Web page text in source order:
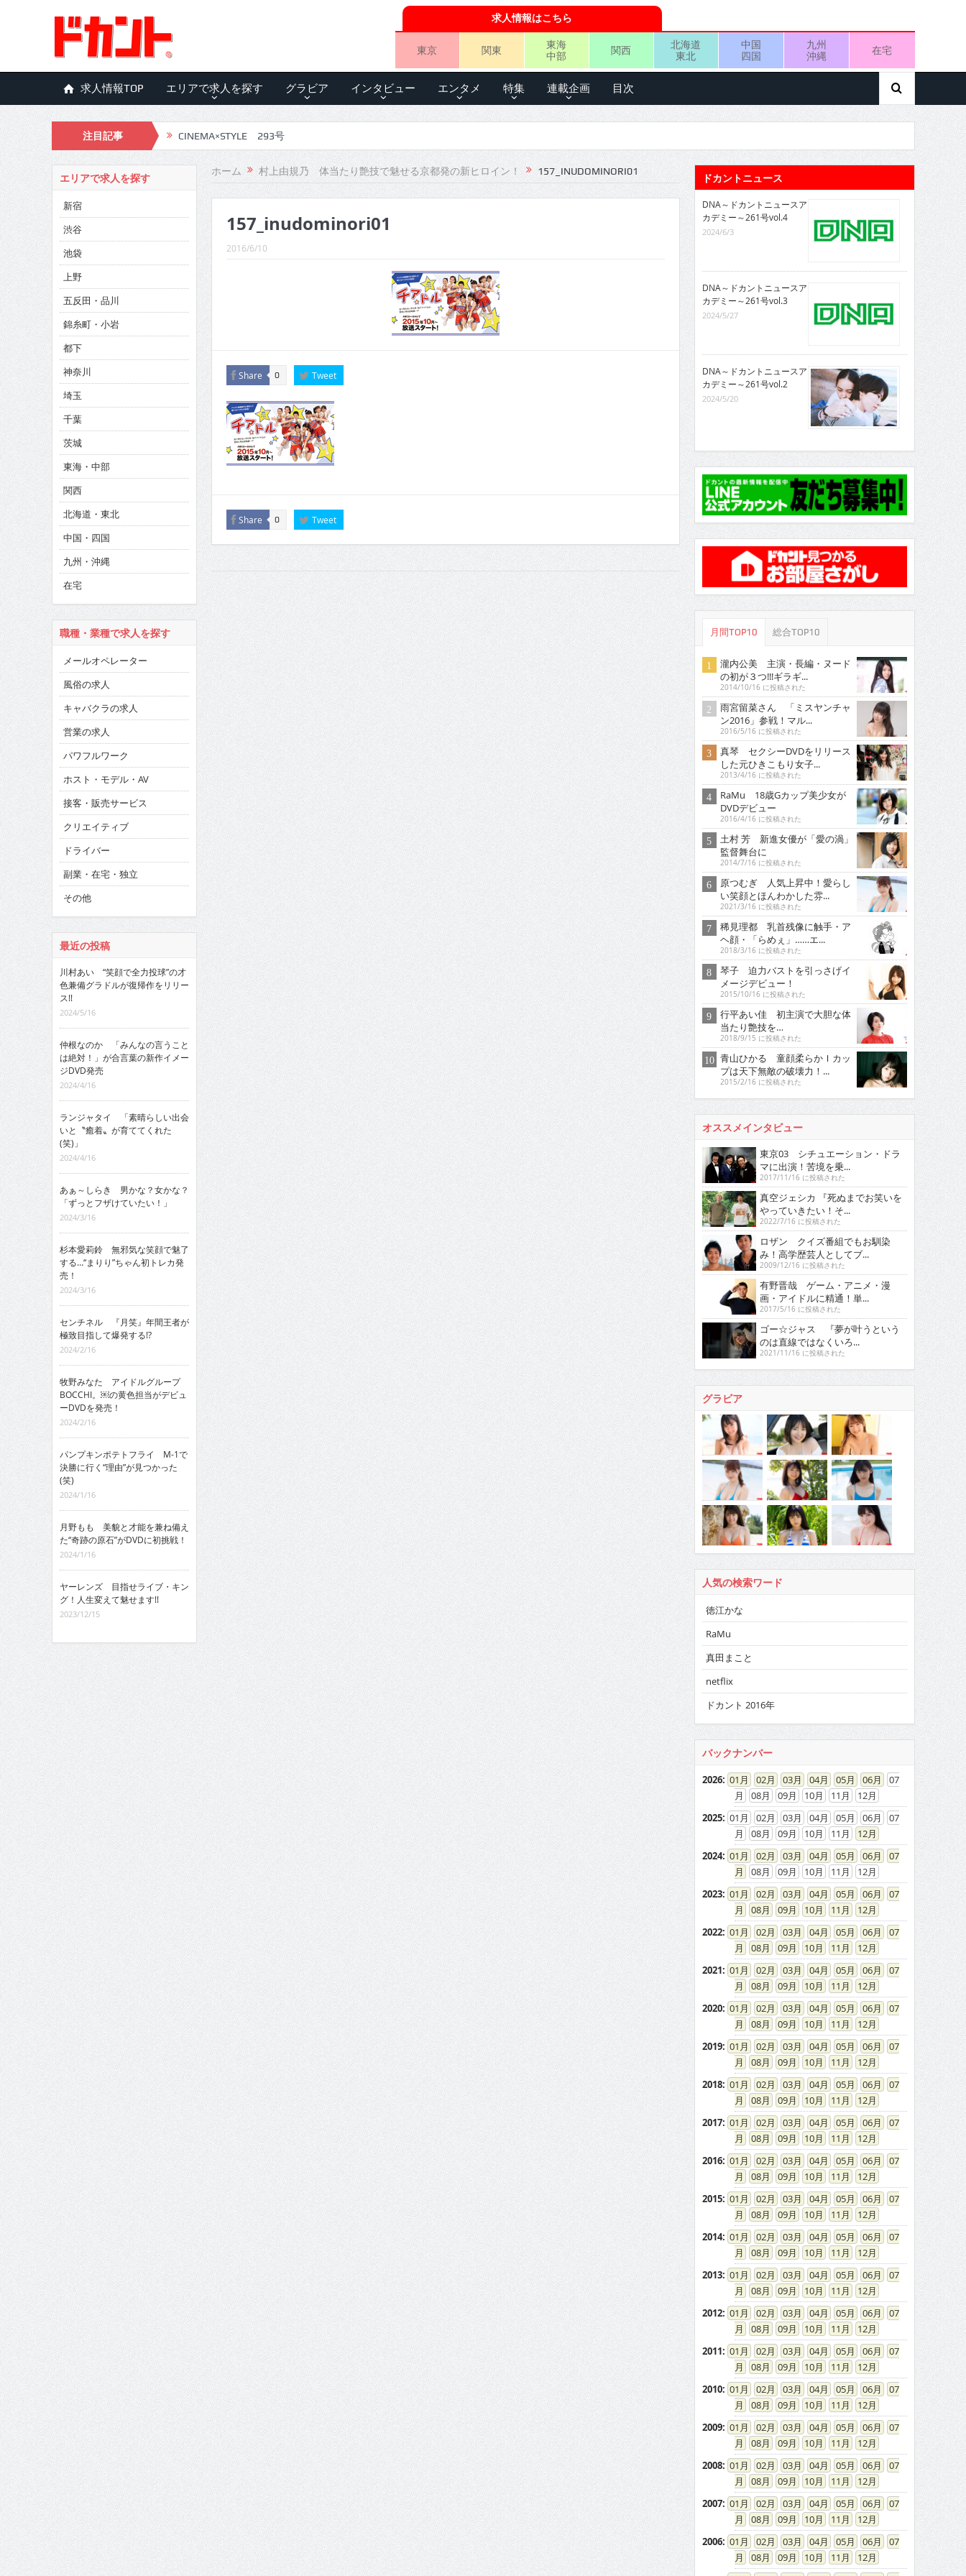
求人情報はこちら
東京 関東
東海
中部
関西
北海道
東北
中国
四国
九州
沖縄
在宅
求人情報TOP エリアで求人を探す グラビア インタビュー エンタメ 特集 連載企画 目次
注目記事 CINEMA×STYLE 293号
CINEMA×STYLE 292号
CINEMA×STYLE 291号
CINEMA×STYLE 290号
CINEMA×STYLE 289号
CINEMA×STYLE 288号
CINEMA×STYLE 286号
CINEMA×STYLE 285号
CINEMA×STYLE 294号
ホーム 村上由規乃 体当たり艶技で魅せる京都発の新ヒロイン！ 157_INUDOMINORI01
157_inudominori01
2016/6/10
Share 0 Tweet
Share 0 Tweet
エリアで求人を探す
新宿
渋谷
池袋
上野
五反田・品川
錦糸町・小岩
都下
神奈川
埼玉
千葉
茨城
東海・中部
関西
北海道・東北
中国・四国
九州・沖縄
在宅
職種・業種で求人を探す
メールオペレーター
風俗の求人
キャバクラの求人
営業の求人
パワフルワーク
ホスト・モデル・AV
接客・販売サービス
クリエイティブ
ドライバー
副業・在宅・独立
その他
最近の投稿
川村あい “笑顔で全力投球”の才
色兼備グラドルが復帰作をリリー
ス!!
2024/5/16
仲根なのか 「みんなの言うこと
は絶対！」が合言葉の新作イメー
ジDVD発売
2024/4/16
ランジャタイ 「素晴らしい出会
いと〝癒着〟が育ててくれた
(笑)」
2024/4/16
あぁ～しらき 男かな？女かな？
「ずっとフザけていたい！」
2024/3/16
杉本愛莉鈴 無邪気な笑顔で魅了
する…“まりり”ちゃん初トレカ発
売！
2024/3/16
センチネル 『月笑』年間王者が
極致目指して爆発する!?
2024/2/16
牧野みなた アイドルグループ
BOCCHI。￼の黄色担当がデビュ
ーDVDを発売！
2024/2/16
パンプキンポテトフライ M-1で
決勝に行く“理由”が見つかった
(笑)
2024/1/16
月野もも 美貌と才能を兼ね備え
た“奇跡の原石”がDVDに初挑戦！
2024/1/16
ヤーレンズ 目指せライブ・キン
グ！人生変えて魅せます!!
2023/12/15
ドカントニュース
DNA～ドカントニュースア
カデミー～261号vol.4
2024/6/3
DNA～ドカントニュースア
カデミー～261号vol.3
2024/5/27
DNA～ドカントニュースア
カデミー～261号vol.2
2024/5/20
月間TOP10 総合TOP10
瀧内公美 主演・長編・ヌード
の初が３つ!!!ギラギ...
2014/10/16 に投稿された
雨宮留菜さん 「ミスヤンチャ
ン2016」参戦！マル...
2016/5/16 に投稿された
真琴 セクシーDVDをリリース
した元ひきこもり女子...
2013/4/16 に投稿された
RaMu 18歳Gカップ美少女が
DVDデビュー
2016/4/16 に投稿された
土村 芳 新進女優が「愛の渦」
監督舞台に
2014/7/16 に投稿された
原つむぎ 人気上昇中！愛らし
い笑顔とほんわかした雰...
2021/3/16 に投稿された
稀見理都 乳首残像に触手・ア
ヘ顔・「らめぇ」……エ...
2018/3/16 に投稿された
琴子 迫力バストを引っさげイ
メージデビュー！
2015/10/16 に投稿された
行平あい佳 初主演で大胆な体
当たり艶技を…
2018/9/15 に投稿された
青山ひかる 童顔柔らかＩカッ
プは天下無敵の破壊力！...
2015/2/16 に投稿された
オススメインタビュー
東京03 シチュエーション・ドラ
マに出演！苦境を乗...
2017/11/16 に投稿された
真空ジェシカ 『死ぬまでお笑いを
やっていきたい！そ...
2022/7/16 に投稿された
ロザン クイズ番組でもお馴染
み！高学歴芸人としてブ...
2009/12/16 に投稿された
有野晋哉 ゲーム・アニメ・漫
画・アイドルに精通！単...
2017/5/16 に投稿された
ゴー☆ジャス 『夢が叶うという
のは直線ではなくいろ...
2021/11/16 に投稿された
グラビア
人気の検索ワード
徳江かな
RaMu
真田まこと
netflix
ドカント 2016年
バックナンバー
2026: 01 02 03 04 05 06
07
08
09 10 11
12
2025: 01 02 03 04 05 06
07
08
09 10 11
12
2024: 01 02 03 04 05 06
07
08
09 10 11
12
2023: 01 02 03 04 05 06
07
08
09 10 11
12
2022: 01 02 03 04 05 06
07
08
09 10 11
12
2021: 01 02 03 04 05 06
07
08
09 10 11
12
2020: 01 02 03 04 05 06
07
08
09 10 11
12
2019: 01 02 03 04 05 06
07
08
09 10 11
12
2018: 01 02 03 04 05 06
07
08
09 10 11
12
2017: 01 02 03 04 05 06
07
08
09 10 11
12
2016: 01 02 03 04 05 06
07
08
09 10 11
12
2015: 01 02 03 04 05 06
07
08
09 10 11
12
2014: 01 02 03 04 05 06
07
08
09 10 11
12
2013: 01 02 03 04 05 06
07
08
09 10 11
12
2012: 01 02 03 04 05 06
07
08
09 10 11
12
2011: 01 02 03 04 05 06
07
08
09 10 11
12
2010: 01 02 03 04 05 06
07
08
09 10 11
12
2009: 01 02 03 04 05 06
07
08
09 10 11
12
2008: 01 02 03 04 05 06
07
08
09 10 11
12
2007: 01 02 03 04 05 06
07
08
09 10 11
12
2006: 01 02 03 04 05 06
07
08
09 10 11
12